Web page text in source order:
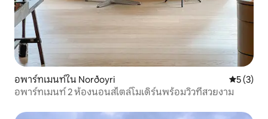
อพาร์ทเมนท์ใน Norðoyri คะแนนเฉ
5 (3)
อพาร์ทเมนท์ 2 ห้องนอนสไตล์โมเดิร์นพร้อมวิวที่สวยงาม